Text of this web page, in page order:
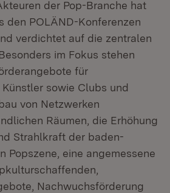
der Pop-Branche hat
den POLÄND-Konferenzen
verdichtet auf die zentralen
im Fokus stehen
für
sowie Clubs und
von Netzwerken
Räumen, die Erhöhung
Strahlkraft der baden-
Popszene, eine angemessene
Nachwuchsförderung